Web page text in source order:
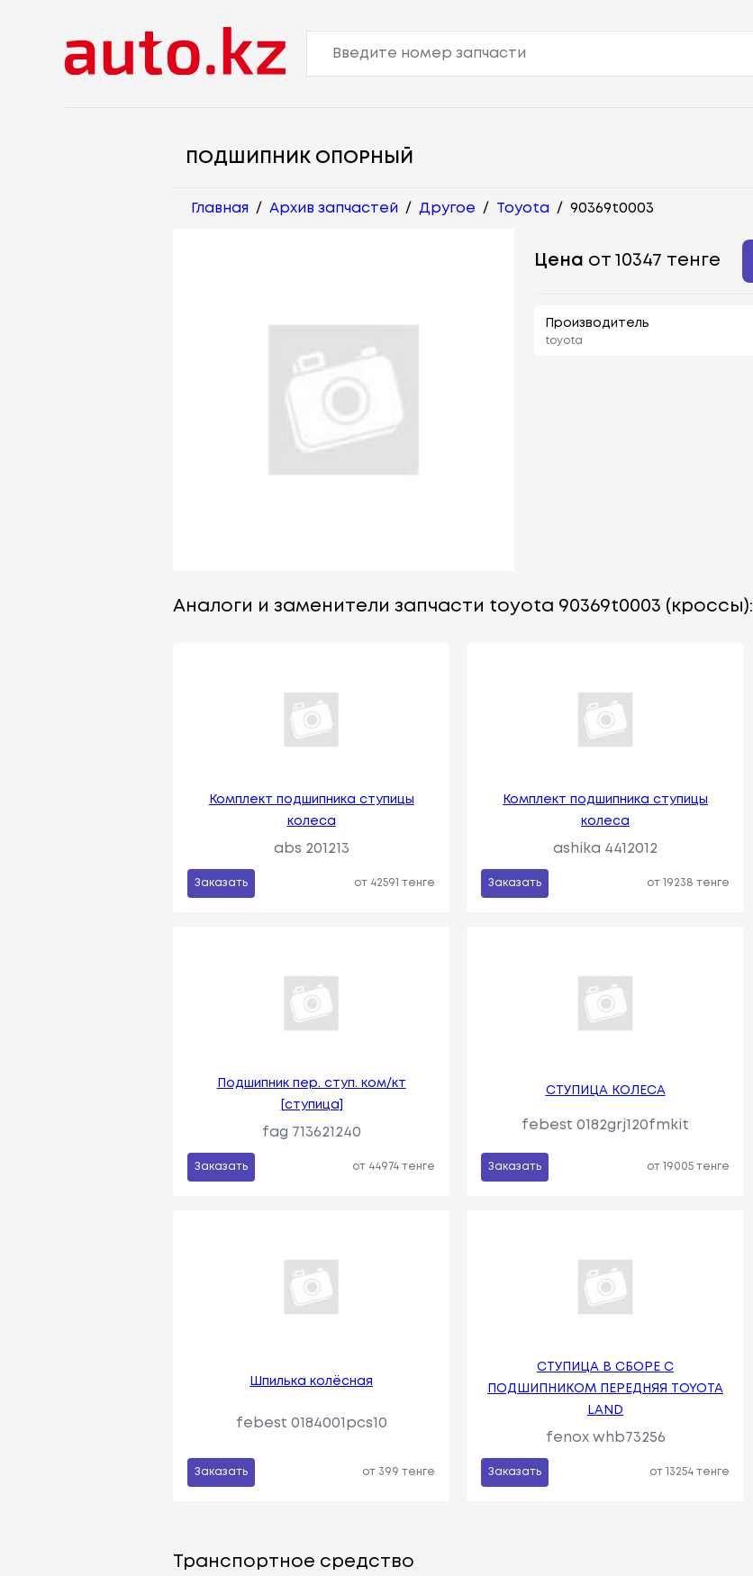
ПОДШИПНИК ОПОРНЫЙ
Главная / Архив запчастей / Другое / Toyota / 90369t0003
Цена от 10347 тенге
Производитель
toyota
Аналоги и заменители запчасти toyota 90369t0003 (кроссы):
Комплект подшипника ступицы
колеса
abs 201213
Заказать от 42591 тенге
Комплект подшипника ступицы
колеса
ashika 4412012
Заказать от 19238 тенге
Подшипник пер. ступ. ком/кт
[cтупица]
fag 713621240
Заказать от 44974 тенге
СТУПИЦА КОЛЕСА
febest 0182grj120fmkit
Заказать от 19005 тенге
Шпилька колёсная
febest 0184001pcs10
Заказать от 399 тенге
СТУПИЦА В СБОРЕ С
ПОДШИПНИКОМ ПЕРЕДНЯЯ TOYOTA
LAND
fenox whb73256
Заказать от 13254 тенге
Транспортное средство